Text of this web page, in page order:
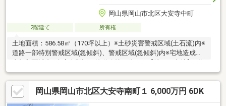
岡山県岡山市北区大安寺中町
2階建て 所有権
土地面積：586.58㎡（170坪以上）※土砂災害警戒区域(土石流)内※
道路一部特別警戒区域(急傾斜)、警戒区域(急傾斜)内※宅地造成工
筆により土地面積が変更になる場合がございます。当社は不動産
の購入からリノベーションまでワンストップでサポートいたしま
す。高い技術力とデザイン力で失敗しないリフォームを実現。中
古物件をリノベ・リフォームで蘇らせます。物件購入費用とリノ
岡山県岡山市北区大安寺南町１ 6,000万円 6DK